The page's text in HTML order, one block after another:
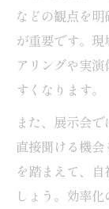
などの観点を
が重要です。
アリングや実
すくなります。
また、展示会
直接聞ける機
を踏まえて、
しょう。効率